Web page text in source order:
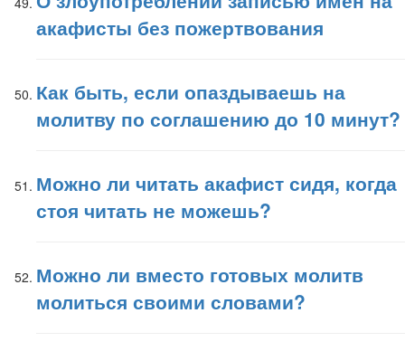
акафисты без пожертвования
Как быть, если опаздываешь на
молитву по соглашению до 10 минут?
Можно ли читать акафист сидя, когда
стоя читать не можешь?
Можно ли вместо готовых молитв
молиться своими словами?